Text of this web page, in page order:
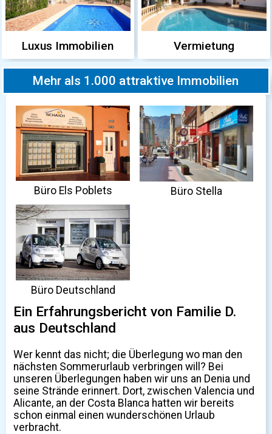
Luxus Immobilien Vermietung
Mehr als 1.000 attraktive Immobilien
Büro Els Poblets Büro Stella
Büro Deutschland
Ein Erfahrungsbericht von Familie D.
aus Deutschland
Wer kennt das nicht; die Überlegung wo man den
nächsten Sommerurlaub verbringen will? Bei
unseren Überlegungen haben wir uns an Denia und
seine Strände erinnert. Dort, zwischen Valencia und
Alicante, an der Costa Blanca hatten wir bereits
schon einmal einen wunderschönen Urlaub
verbracht.